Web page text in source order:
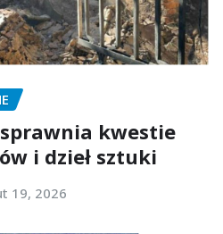
kwestie
i dzieł sztuki
19, 2026